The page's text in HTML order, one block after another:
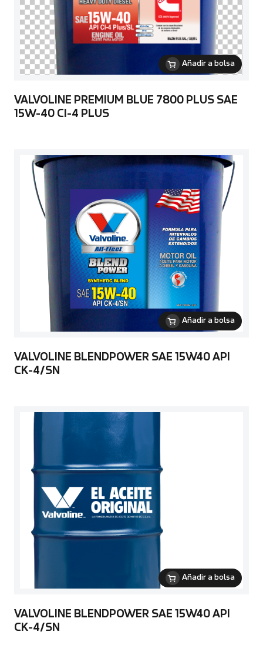
Añadir a bolsa
VALVOLINE PREMIUM BLUE 7800 PLUS SAE
15W-40 CI-4 PLUS
Añadir a bolsa
VALVOLINE BLENDPOWER SAE 15W40 API
CK-4/SN
Añadir a bolsa
VALVOLINE BLENDPOWER SAE 15W40 API
CK-4/SN